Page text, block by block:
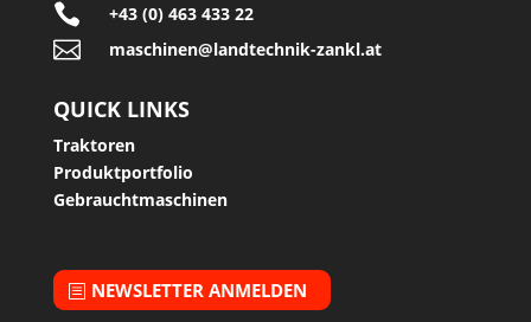
 +43 (0) 463 433 22
 maschinen@landtechnik-zankl.at
QUICK LINKS
Traktoren
Produktportfolio
Gebrauchtmaschinen
NEWSLETTER ANMELDEN